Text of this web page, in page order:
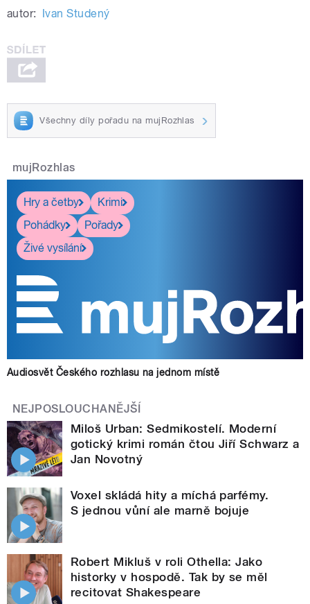
autor: Ivan Studený
Všechny díly pořadu na mujRozhlas
mujRozhlas
Hry a četby
Krimi
Pohádky
Pořady
Živé vysílání
Audiosvět Českého rozhlasu na jednom místě
NEJPOSLOUCHANĚJŠÍ
Miloš Urban: Sedmikostelí. Moderní
gotický krimi román čtou Jiří Schwarz a
Jan Novotný
Voxel skládá hity a míchá parfémy.
S jednou vůní ale marně bojuje
Robert Mikluš v roli Othella: Jako
historky v hospodě. Tak by se měl
recitovat Shakespeare